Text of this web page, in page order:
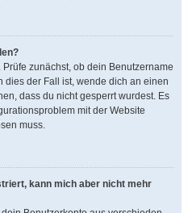
zunächst, ob dein Benutzername
dies der Fall ist, wende dich an einen
dass du nicht gesperrt wurdest. Es
mit der Website
muss.
kann mich aber nicht mehr